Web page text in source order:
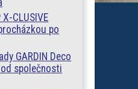
CLUSIVE
po
GARDIN Deco
společnosti